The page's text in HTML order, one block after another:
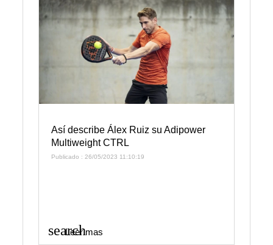
Así describe Álex Ruiz su Adipower
Multiweight CTRL
Publicado : 26/05/2023 11:10:19
search
Leer mas